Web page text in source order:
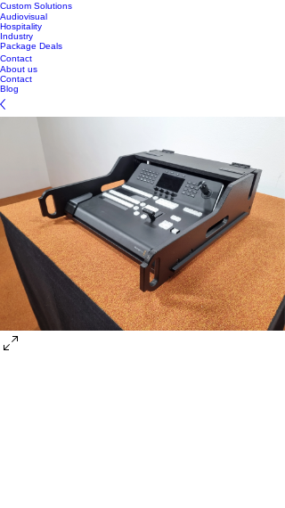
Custom Solutions
Audiovisual
Hospitality
Industry
Package Deals
Contact
About us
Contact
Blog